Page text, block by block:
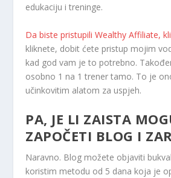
edukaciju i treninge.
Da biste pristupili Wealthy Affiliate,
kliknete, dobit ćete pristup mojim
kad god vam je to potrebno.
osobno 1 na 1 trener tamo. To je
učinkovitim alatom za uspjeh.
PA, JE LI ZAISTA
ZAPOČETI BLOG I
Naravno. Blog možete objaviti
koristim metodu od 5 dana koja je